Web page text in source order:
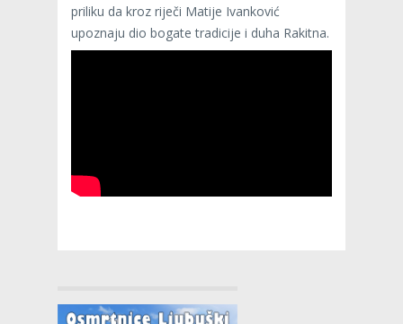
priliku da kroz riječi Matije Ivanković
upoznaju dio bogate tradicije i duha Rakitna.